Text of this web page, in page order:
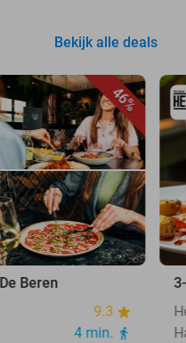
Bekijk alle deals
46%
Beren
9.3
4 min.